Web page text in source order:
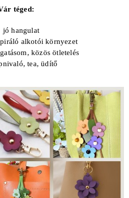
téged:
jó hangulat
alkotói környezet
közös ötletelés
tea, üdítő